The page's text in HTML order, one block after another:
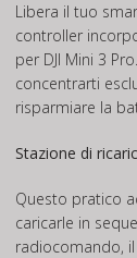
Libera il tuo
controller
per DJI Mini 3
concentrarti
risparmiare la
Stazione di
Questo pratico
caricarle in
radiocomando,